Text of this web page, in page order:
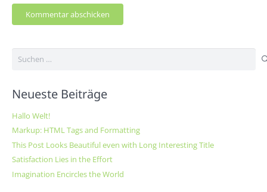
Kommentar abschicken
Suchen
Neueste Beiträge
Hallo Welt!
Markup: HTML Tags and Formatting
This Post Looks Beautiful even with Long Interesting Title
Satisfaction Lies in the Effort
Imagination Encircles the World